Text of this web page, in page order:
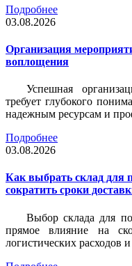
Подробнее
03.08.2026
Организация
воплощения
Успешная
требует глубокого
надежным ресурсам и
Подробнее
03.08.2026
Как выбрать склад для
сократить сроки
Выбор склада для
прямое влияние на
логистических расходов